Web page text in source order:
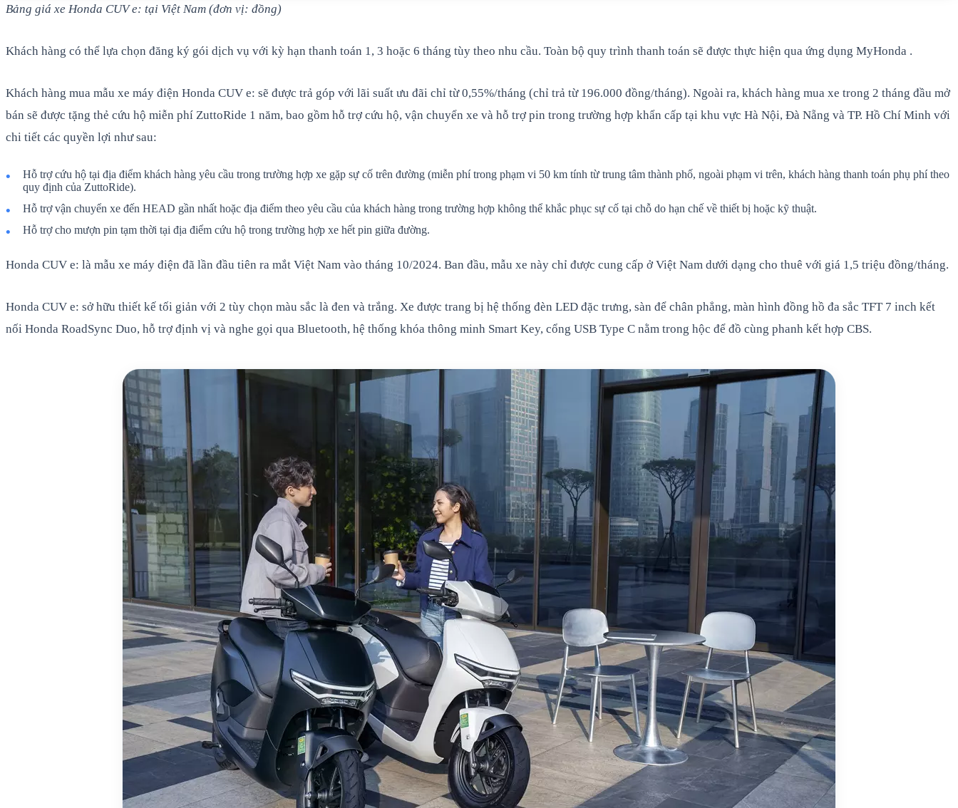
Bảng giá xe Honda CUV e: tại Việt Nam (đơn vị: đồng)
Khách hàng có thể lựa chọn đăng ký gói dịch vụ với kỳ hạn thanh toán 1, 3 hoặc 6 tháng tùy theo nhu cầu. Toàn bộ quy trình thanh toán sẽ được thực hiện qua ứng dụng MyHonda .
Khách hàng mua mẫu xe máy điện Honda CUV e: sẽ được trả góp với lãi suất ưu đãi chỉ từ 0,55%/tháng (chỉ trả từ 196.000 đồng/tháng). Ngoài ra, khách hàng mua xe trong 2 tháng đầu mở
bán sẽ được tặng thẻ cứu hộ miễn phí ZuttoRide 1 năm, bao gồm hỗ trợ cứu hộ, vận chuyển xe và hỗ trợ pin trong trường hợp khẩn cấp tại khu vực Hà Nội, Đà Nẵng và TP. Hồ Chí Minh với
chi tiết các quyền lợi như sau:
Hỗ trợ cứu hộ tại địa điểm khách hàng yêu cầu trong trường hợp xe gặp sự cố trên đường (miễn phí trong phạm vi 50 km tính từ trung tâm thành phố, ngoài phạm vi trên, khách hàng thanh toán phụ phí theo
quy định của ZuttoRide).
Hỗ trợ vận chuyển xe đến HEAD gần nhất hoặc địa điểm theo yêu cầu của khách hàng trong trường hợp không thể khắc phục sự cố tại chỗ do hạn chế về thiết bị hoặc kỹ thuật.
Hỗ trợ cho mượn pin tạm thời tại địa điểm cứu hộ trong trường hợp xe hết pin giữa đường.
Honda CUV e: là mẫu xe máy điện đã lần đầu tiên ra mắt Việt Nam vào tháng 10/2024. Ban đầu, mẫu xe này chỉ được cung cấp ở Việt Nam dưới dạng cho thuê với giá 1,5 triệu đồng/tháng.
Honda CUV e: sở hữu thiết kế tối giản với 2 tùy chọn màu sắc là đen và trắng. Xe được trang bị hệ thống đèn LED đặc trưng, sàn để chân phẳng, màn hình đồng hồ đa sắc TFT 7 inch kết
nối Honda RoadSync Duo, hỗ trợ định vị và nghe gọi qua Bluetooth, hệ thống khóa thông minh Smart Key, cổng USB Type C nằm trong hộc để đồ cùng phanh kết hợp CBS.